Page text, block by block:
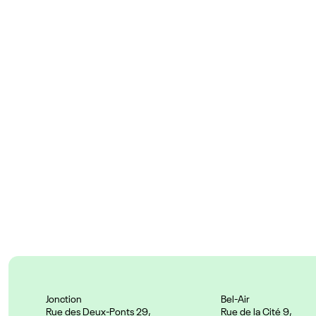
Jonction
Rue des Deux-Ponts 29,
Bel-Air
Rue de la Cité 9,